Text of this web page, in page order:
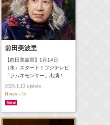
前田美波里
【前田美波里】1月14日
（水）スタート！フジテレビ
「ラムネモンキー」出演！
2026.1.13update
News - tv